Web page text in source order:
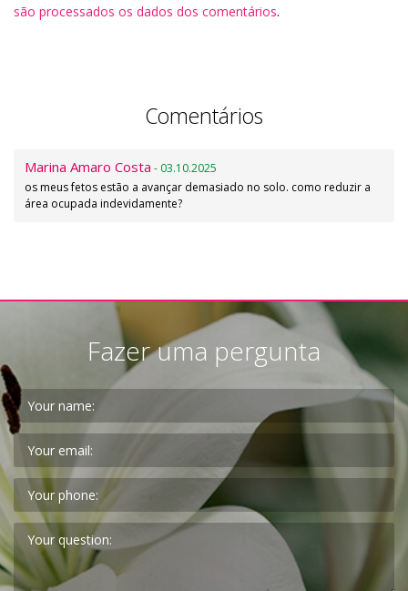
são processados os dados dos comentários.
Comentários
Marina Amaro Costa - 03.10.2025
os meus fetos estão a avançar demasiado no solo. como reduzir a
área ocupada indevidamente?
Fazer uma pergunta